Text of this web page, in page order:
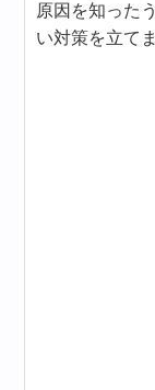
原因を知った
い対策を立て